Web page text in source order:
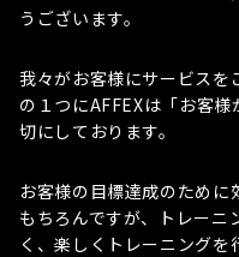
うございます。
我々がお客様にサービスを
の１つにAFFEXは「お客
切にしております。
お客様の目標達成のため
もちろんですが、トレーニ
く、楽しくトレーニング